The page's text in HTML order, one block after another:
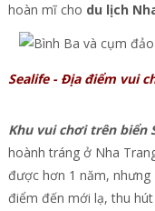
hoàn mĩ cho du lịch
Sealife - Địa điểm vui
Khu vui chơi trên biển
hoành tráng ở Nha
được hơn 1 năm, nhưng
điểm đến mới lạ, thu